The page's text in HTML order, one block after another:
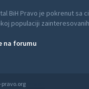
BiH Pravo je pokrenut sa
populaciji
na forumu